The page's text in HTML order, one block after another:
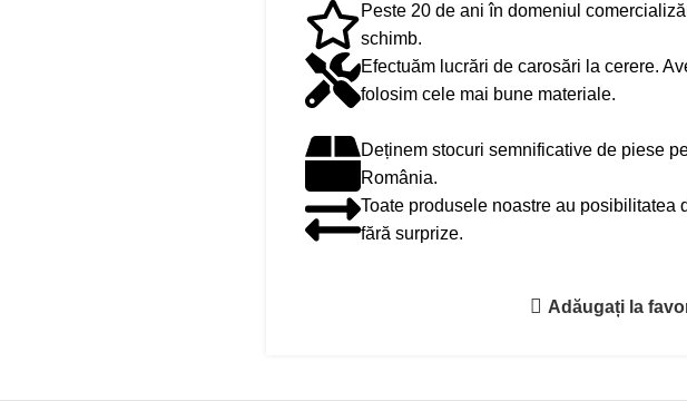
Peste 20 de ani în domeniul
schimb.
Efectuăm lucrări de carosări la cerere.
folosim cele mai bune materiale.
Deținem stocuri semnificative de piese
România.
Toate produsele noastre au posibilitatea
fără surprize.
Adăugați la